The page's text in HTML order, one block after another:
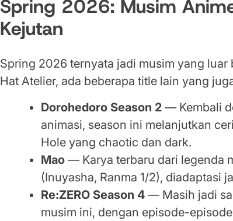
Spring 2026: Musim
Kejutan
Spring 2026 ternyata jadi musim yang luar
Hat Atelier, ada beberapa title lain yang
Dorohedoro Season 2 — Kembali
animasi, season ini melanjutkan
Hole yang chaotic dan dark.
Mao — Karya terbaru dari legenda
(Inuyasha, Ranma 1/2), diadaptasi
Re:ZERO Season 4 — Masih jadi
musim ini, dengan episode-